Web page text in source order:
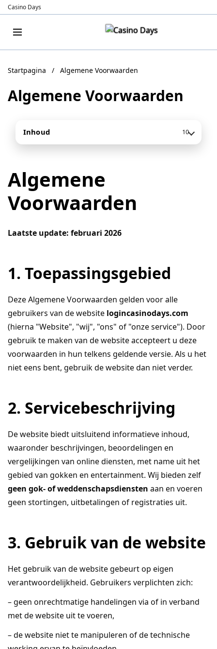
Casino Days
Startpagina / Algemene Voorwaarden
Algemene Voorwaarden
Inhoud 10
Algemene
Voorwaarden
Laatste update: februari 2026
1. Toepassingsgebied
Deze Algemene Voorwaarden gelden voor alle
gebruikers van de website logincasinodays.com
(hierna "Website", "wij", "ons" of "onze service"). Door
gebruik te maken van de website accepteert u deze
voorwaarden in hun telkens geldende versie. Als u het
niet eens bent, gebruik de website dan niet verder.
2. Servicebeschrijving
De website biedt uitsluitend informatieve inhoud,
waaronder beschrijvingen, beoordelingen en
vergelijkingen van online diensten, met name uit het
gebied van gokken en entertainment. Wij bieden zelf
geen gok- of weddenschapsdiensten aan en voeren
geen stortingen, uitbetalingen of registraties uit.
3. Gebruik van de website
Het gebruik van de website gebeurt op eigen
verantwoordelijkheid. Gebruikers verplichten zich:
– geen onrechtmatige handelingen via of in verband
met de website uit te voeren,
– de website niet te manipuleren of de technische